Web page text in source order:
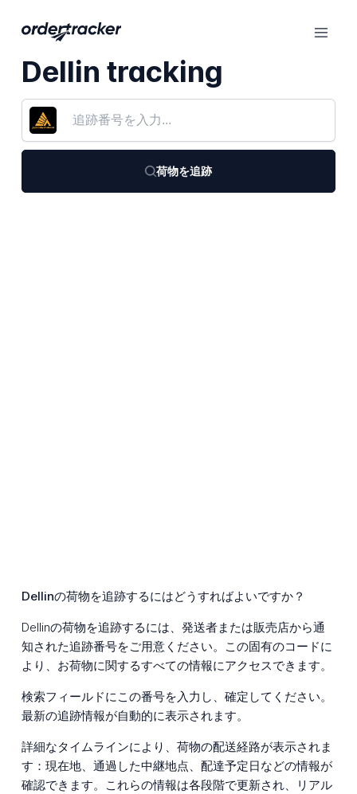
Dellin tracking
荷物を追跡
Dellinの荷物を追跡するにはどうすればよいですか？
Dellinの荷物を追跡するには、発送者または販売店から通
知された追跡番号をご用意ください。この固有のコードに
より、お荷物に関するすべての情報にアクセスできます。
検索フィールドにこの番号を入力し、確定してください。
最新の追跡情報が自動的に表示されます。
詳細なタイムラインにより、荷物の配送経路が表示されま
す：現在地、通過した中継地点、配達予定日などの情報が
確認できます。これらの情報は各段階で更新され、リアル